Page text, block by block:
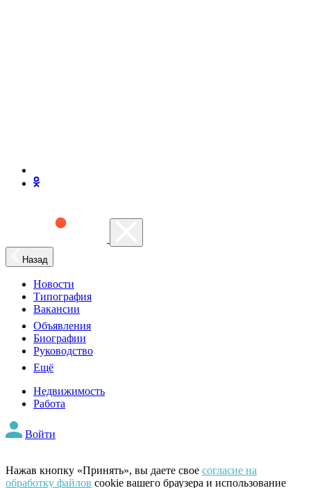
Назад
Новости
Типография
Вакансии
Объявления
Биографии
Руководство
Ещё
Недвижимость
Работа
Войти
Нажав кнопку «Принять», вы даете свое согласие на
обработку файлов cookie вашего браузера и использование